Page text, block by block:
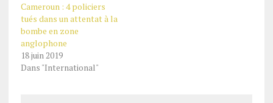
Cameroun : 4 policiers
tués dans un attentat à la
bombe en zone
anglophone
18 juin 2019
Dans "International"